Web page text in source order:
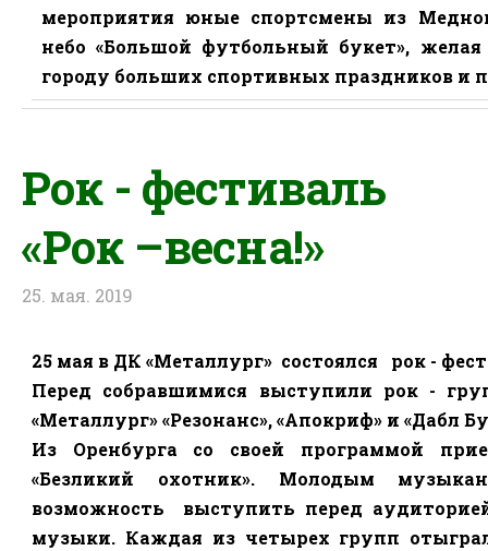
мероприятия юные спортсмены из
небо «Большой футбольный букет»,
городу больших спортивных праздников и
Рок - фестиваль
«Рок –весна!»
25. мая. 2019
25 мая в ДК «Металлург» состоялся
рок -
Перед собравшимися выступили рок -
«Металлург» «Резонанс», «Апокриф» и «Дабл
Из Оренбурга со своей программой
«Безликий охотник». Молодым
возможность
выступить перед
музыки. Каждая из четырех групп